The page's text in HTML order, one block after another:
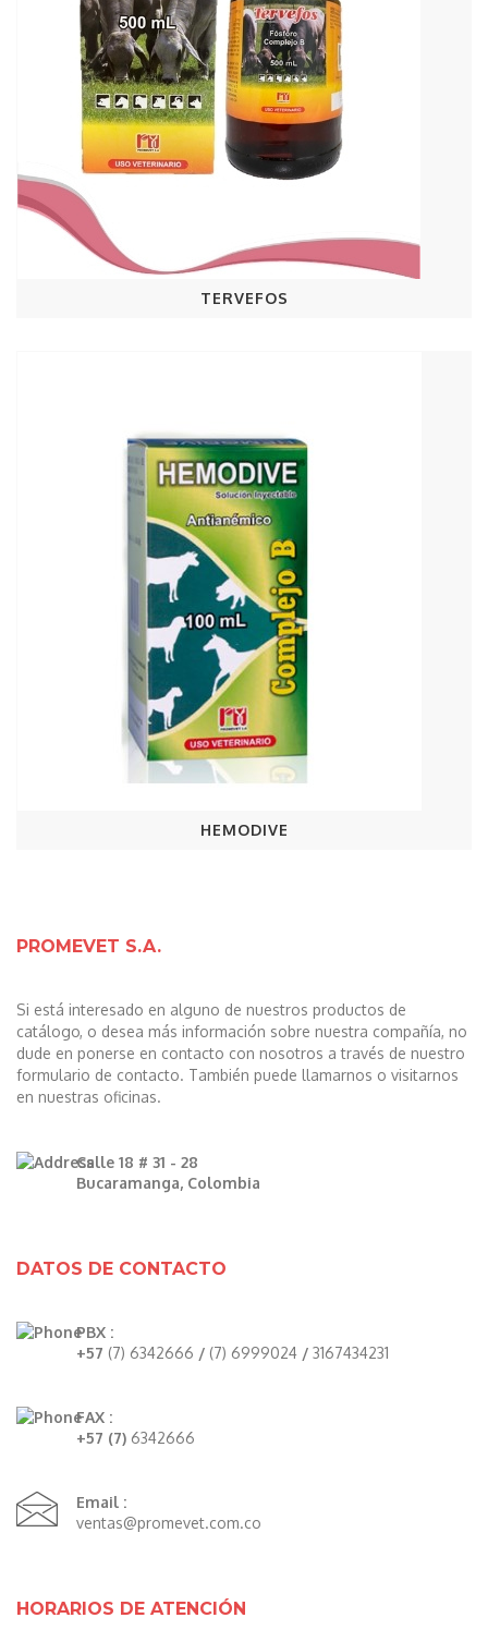
TERVEFOS
HEMODIVE
PROMEVET S.A.
Si está interesado en alguno de nuestros productos de
catálogo, o desea más información sobre nuestra compañía, no
dude en ponerse en contacto con nosotros a través de nuestro
formulario de contacto. También puede llamarnos o visitarnos
en nuestras oficinas.
Calle 18 # 31 - 28
Bucaramanga, Colombia
DATOS DE CONTACTO
PBX :
+57 (7) 6342666 / (7) 6999024 / 3167434231
FAX :
+57 (7) 6342666
Email :
ventas@promevet.com.co
HORARIOS DE ATENCIÓN